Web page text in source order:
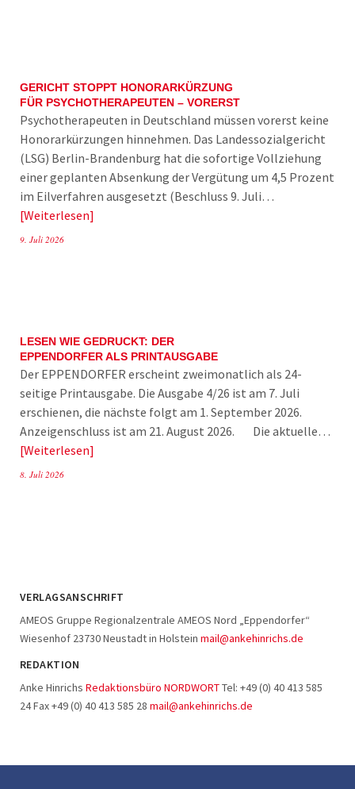
GERICHT STOPPT HONORARKÜRZUNG
FÜR PSYCHOTHERAPEUTEN – VORERST
Psychotherapeuten in Deutschland müssen vorerst keine
Honorarkürzungen hinnehmen. Das Landessozialgericht
(LSG) Berlin-Brandenburg hat die sofortige Vollziehung
einer geplanten Absenkung der Vergütung um 4,5 Prozent
im Eilverfahren ausgesetzt (Beschluss 9. Juli…
Weiterlesen
9. Juli 2026
LESEN WIE GEDRUCKT: DER
EPPENDORFER ALS PRINTAUSGABE
Der EPPENDORFER erscheint zweimonatlich als 24-
seitige Printausgabe. Die Ausgabe 4/26 ist am 7. Juli
erschienen, die nächste folgt am 1. September 2026.
Anzeigenschluss ist am 21. August 2026. Die aktuelle…
Weiterlesen
8. Juli 2026
VERLAGSANSCHRIFT
AMEOS Gruppe Regionalzentrale AMEOS Nord „Eppendorfer“
Wiesenhof 23730 Neustadt in Holstein mail@ankehinrichs.de
REDAKTION
Anke Hinrichs Redaktionsbüro NORDWORTTel: +49 (0) 40 413 585
24 Fax +49 (0) 40 413 585 28 mail@ankehinrichs.de